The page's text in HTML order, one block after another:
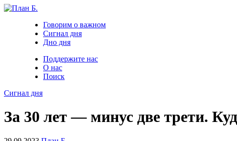
Говорим о важном
Сигнал дня
Дно дня
Поддержите нас
О нас
Поиск
Сигнал дня
За 30 лет — минус две трети.